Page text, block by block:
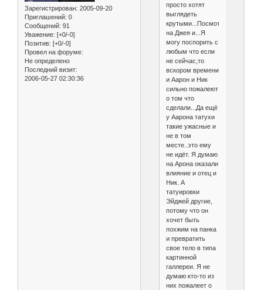
Зарегистрирован: 2005-09-20
Приглашений: 0
Сообщений: 91
Уважение: [+0/-0]
Позитив: [+0/-0]
Провел на форуме:
Не определено
Последний визит:
2006-05-27 02:30:36
просто хотят
выглядеть
крутыми...Посмотрели
на Джея и...Я
могу поспорить с
любым что если
не сейчас,то
вскором времени
и Аарон и Ник
сильно пожалеют
о том что
сделали...Да ещё
у Аарона татухи
такие ужасные и
не в том
месте..это ему
не идёт. Я думаю
на Арона оказали
влияние и отец и
Ник. А
татуировки
Эйджей другие,
потому что он
хочет быть
похжим на панка
и превратить
свое тело в типа
картинной
галлереи. Я не
думаю кто-то из
них пожалеет о